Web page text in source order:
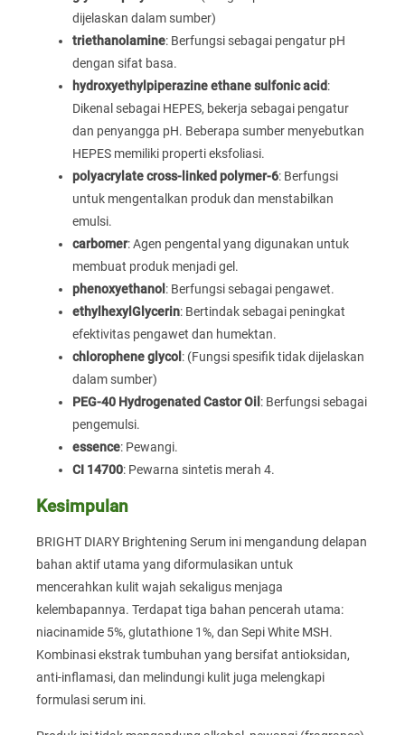
dijelaskan dalam sumber)
triethanolamine: Berfungsi sebagai pengatur pH
dengan sifat basa.
hydroxyethylpiperazine ethane sulfonic acid:
Dikenal sebagai HEPES, bekerja sebagai pengatur
dan penyangga pH. Beberapa sumber menyebutkan
HEPES memiliki properti eksfoliasi.
polyacrylate cross-linked polymer-6: Berfungsi
untuk mengentalkan produk dan menstabilkan
emulsi.
carbomer: Agen pengental yang digunakan untuk
membuat produk menjadi gel.
phenoxyethanol : Berfungsi sebagai pengawet.
ethylhexylGlycerin: Bertindak sebagai peningkat
efektivitas pengawet dan humektan.
chlorophene glycol : (Fungsi spesifik tidak dijelaskan
dalam sumber)
PEG-40 Hydrogenated Castor Oil : Berfungsi sebagai
pengemulsi.
essence: Pewangi.
CI 14700: Pewarna sintetis merah 4.
Kesimpulan
BRIGHT DIARY Brightening Serum ini mengandung delapan
bahan aktif utama yang diformulasikan untuk
mencerahkan kulit wajah sekaligus menjaga
kelembapannya. Terdapat tiga bahan pencerah utama:
niacinamide 5%, glutathione 1%, dan Sepi White MSH.
Kombinasi ekstrak tumbuhan yang bersifat antioksidan,
anti-inflamasi, dan melindungi kulit juga melengkapi
formulasi serum ini.